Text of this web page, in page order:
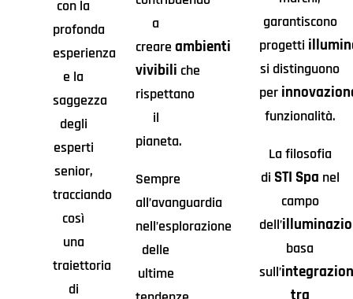
con la
profonda
esperienza
e la
saggezza
degli
esperti
senior,
tracciando
così
una
traiettoria
di
a
creare ambienti
vivibili che
rispettano
il
pianeta.
Sempre
all’avanguardia
nell’esplorazione
delle
ultime
garantiscono
progetti
si distinguono
per
funzionalità.
La filosofia
di STI Spa nel
campo
dell’
basa
sull’